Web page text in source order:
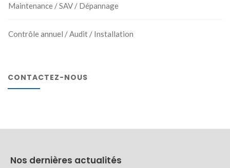
Maintenance / SAV / Dépannage
Contrôle annuel / Audit / Installation
CONTACTEZ-NOUS
Nos dernières actualités